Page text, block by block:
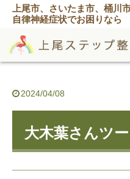
上尾市、さいたま市、桶川
自律神経症状でお困りなら
2024/04/08
大木葉さんツ